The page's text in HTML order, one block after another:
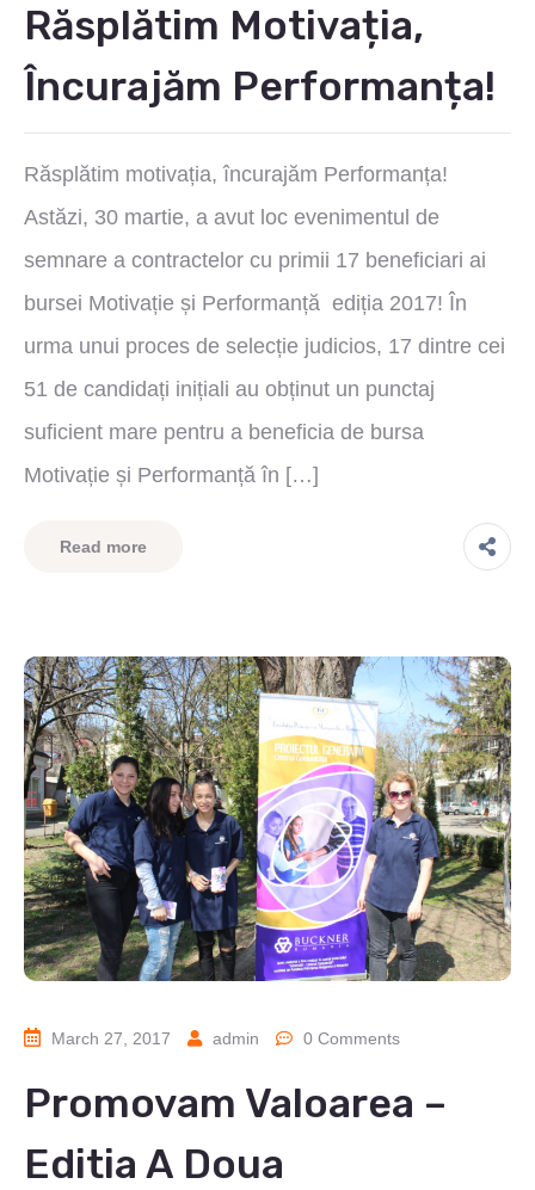
Răsplătim Motivația,
Încurajăm Performanța!
Răsplătim motivația, încurajăm Performanța!
Astăzi, 30 martie, a avut loc evenimentul de
semnare a contractelor cu primii 17 beneficiari ai
bursei Motivație și Performanță ediția 2017! În
urma unui proces de selecție judicios, 17 dintre cei
51 de candidați inițiali au obținut un punctaj
suficient mare pentru a beneficia de bursa
Motivație și Performanță în […]
Read more
March 27, 2017 admin 0 Comments
Promovam Valoarea –
Editia A Doua